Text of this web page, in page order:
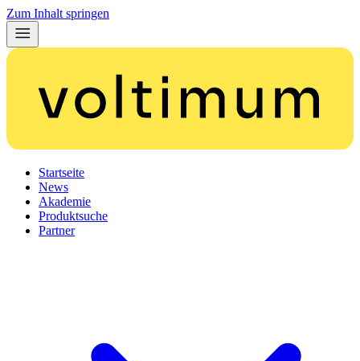
Zum Inhalt springen
Startseite
News
Akademie
Produktsuche
Partner